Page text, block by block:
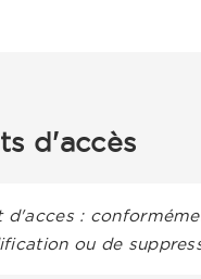
d'accès
d'acces :
ou de